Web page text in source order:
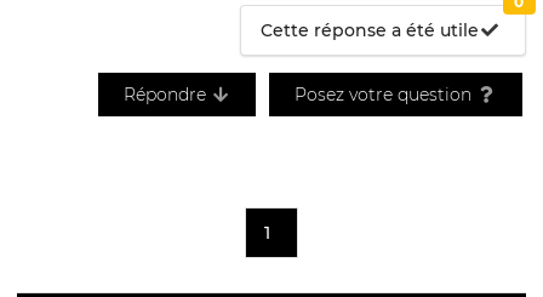
Cette réponse a été utile
Répondre Posez votre question
1